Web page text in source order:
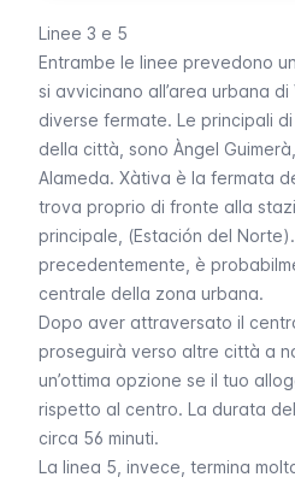
Linee 3 e 5
Entrambe le linee prevedono
si avvicinano all’area urbana
diverse fermate. Le principali
della città, sono Àngel
Alameda. Xàtiva è la fermata
trova proprio di fronte alla
principale, (Estación del Norte).
precedentemente, è
centrale della zona urbana.
Dopo aver attraversato il
proseguirà verso altre città a
un’ottima opzione se il tuo
rispetto al centro. La durata
circa 56 minuti.
La linea 5, invece, termina